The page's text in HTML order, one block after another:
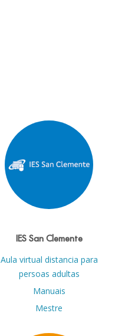
IES San Clemente
Aula virtual distancia para
persoas adultas
Manuais
Mestre